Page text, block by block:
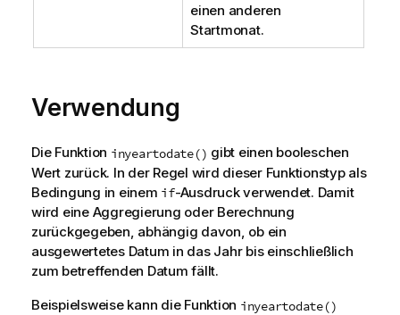
einen anderen
Startmonat.
Verwendung
Die Funktion inyeartodate() gibt einen booleschen
Wert zurück. In der Regel wird dieser Funktionstyp als
Bedingung in einem if-Ausdruck verwendet. Damit
wird eine Aggregierung oder Berechnung
zurückgegeben, abhängig davon, ob ein
ausgewertetes Datum in das Jahr bis einschließlich
zum betreffenden Datum fällt.
Beispielsweise kann die Funktion inyeartodate()